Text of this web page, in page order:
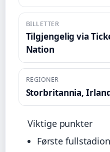
BILLETTER
Tilgjengelig via
Nation
REGIONER
Storbritannia,
Viktige punkter
Første